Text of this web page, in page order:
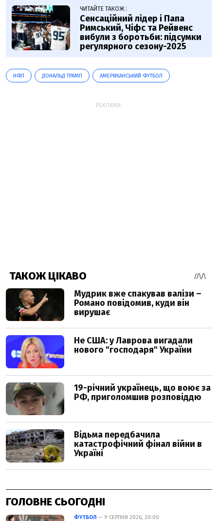
ЧИТАЙТЕ ТАКОЖ :
Сенсаційний лідер і Папа
Римський, Чіфс та Рейвенс
вибули з боротьби: підсумки
регулярного сезону-2025
НФЛ ДОНАЛЬД ТРАМП АМЕРИКАНСЬКИЙ ФУТБОЛ
РЕКЛАМА:
ГОЛОВНЕ СЬОГОДНІ
ФУТБОЛ — 9 СЕРПНЯ 2026, 20:00